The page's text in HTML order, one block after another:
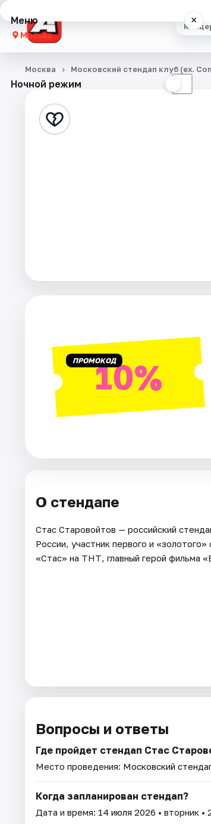
Меню ×
Москва
Концерты
Стендап
Артисты
Ночной режим ☾
Москва Московский стендап клуб (ex.
ПРОМОКОД10%
О стендапе
Стас Старовойтов — российский
России, участник первого и
«Стас» на ТНТ, главный герой фильма
Вопросы и ответы
Где пройдет стендап Стас
Место проведения: Московский
Когда запланирован стендап?
Дата и время: 14 июля 2026 • вторник •